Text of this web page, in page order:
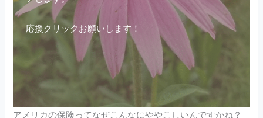
応援クリックお願いします！
アメリカの保険ってなぜこんなにややこしいんですかね？